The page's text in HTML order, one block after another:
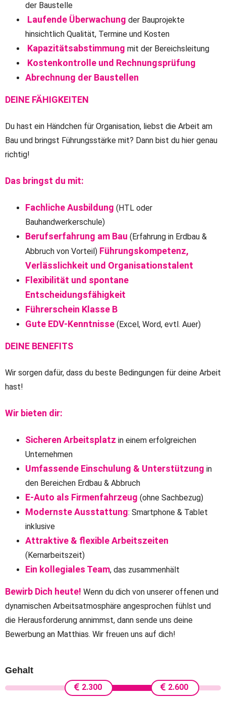
der Baustelle
Laufende Überwachung der Bauprojekte
hinsichtlich Qualität, Termine und Kosten
Kapazitätsabstimmung mit der Bereichsleitung
Kostenkontrolle und Rechnungsprüfung
Abrechnung der Baustellen
DEINE FÄHIGKEITEN
Du hast ein Händchen für Organisation, liebst die Arbeit am
Bau und bringst Führungsstärke mit? Dann bist du hier genau
richtig!
Das bringst du mit:
Fachliche Ausbildung (HTL oder
Bauhandwerkerschule)
Berufserfahrung am Bau (Erfahrung in Erdbau &
Abbruch von Vorteil) Führungskompetenz,
Verlässlichkeit und Organisationstalent
Flexibilität und spontane
Entscheidungsfähigkeit
Führerschein Klasse B
Gute EDV-Kenntnisse (Excel, Word, evtl. Auer)
DEINE BENEFITS
Wir sorgen dafür, dass du beste Bedingungen für deine Arbeit
hast!
Wir bieten dir:
Sicheren Arbeitsplatz in einem erfolgreichen
Unternehmen
Umfassende Einschulung & Unterstützung in
den Bereichen Erdbau & Abbruch
E-Auto als Firmenfahrzeug (ohne Sachbezug)
Modernste Ausstattung: Smartphone & Tablet
inklusive
Attraktive & flexible Arbeitszeiten
(Kernarbeitszeit)
Ein kollegiales Team, das zusammenhält
Bewirb Dich heute! Wenn du dich von unserer offenen und
dynamischen Arbeitsatmosphäre angesprochen fühlst und
die Herausforderung annimmst, dann sende uns deine
Bewerbung an Matthias. Wir freuen uns auf dich!
Gehalt
2.300 2.600